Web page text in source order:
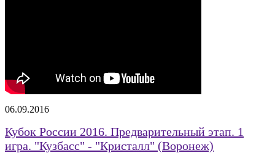
06.09.2016
Кубок России 2016. Предварительный этап. 1
игра. "Кузбасс" - "Кристалл" (Воронеж)